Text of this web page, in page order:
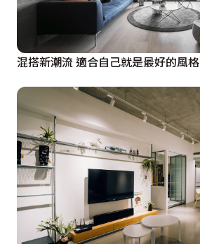
混搭新潮流 適合自己就是最好的風格